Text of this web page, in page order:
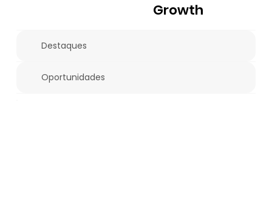
Growth
Destaques
Oportunidades